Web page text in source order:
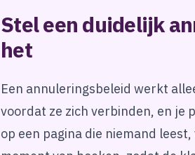
Stel een duidelijk
het
Een annuleringsbeleid werkt
voordat ze zich verbinden, en je
op een pagina die niemand